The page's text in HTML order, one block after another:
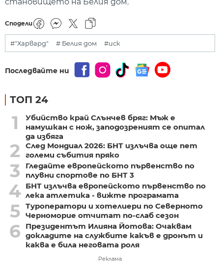
Сподели
#"Харвард" # Белия дом #иск
Последвайте ни
ТОП 24
1
Убийство край Слънчев бряг: Мъж е
намушкан с нож, заподозреният се опитал
да избяга
2
След Мондиал 2026: БНТ излъчва още пет
големи събития пряко
3
Гледайте европейското първенство по
плувни спортове по БНТ 3
4 БНТ излъчва европейското първенство по
лека атлетика - вижте програмата
5 Туроператори и хотелиери по Северното
Черноморие отчитат по-слаб сезон
6
Президентът Илияна Йотова: Очаквам
докладите на службите какъв е дронът и
каква е била неговата роля
Реклама